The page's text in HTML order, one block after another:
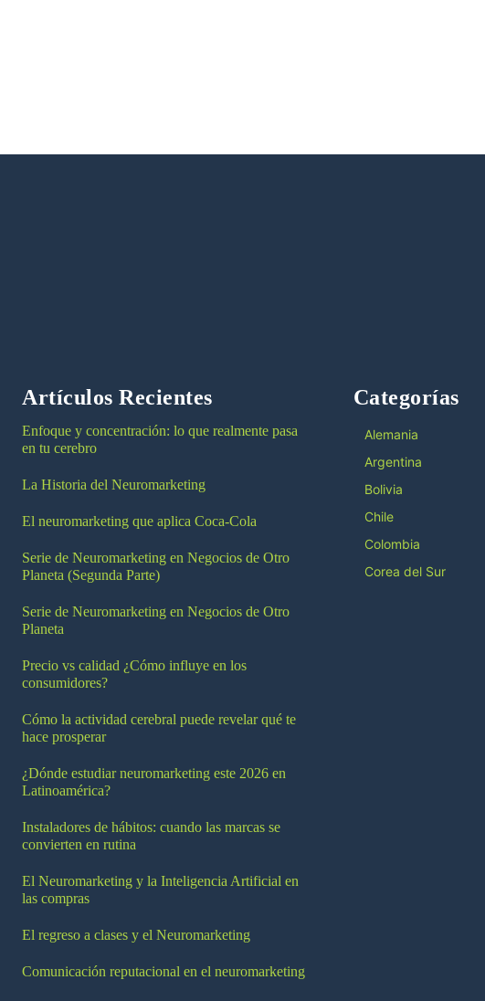
Artículos Recientes
Enfoque y concentración: lo que realmente pasa
en tu cerebro
La Historia del Neuromarketing
El neuromarketing que aplica Coca-Cola
Serie de Neuromarketing en Negocios de Otro
Planeta (Segunda Parte)
Serie de Neuromarketing en Negocios de Otro
Planeta
Precio vs calidad ¿Cómo influye en los
consumidores?
Cómo la actividad cerebral puede revelar qué te
hace prosperar
¿Dónde estudiar neuromarketing este 2026 en
Latinoamérica?
Instaladores de hábitos: cuando las marcas se
convierten en rutina
El Neuromarketing y la Inteligencia Artificial en
las compras
El regreso a clases y el Neuromarketing
Comunicación reputacional en el neuromarketing
Categorías
Alemania
Argentina
Bolivia
Chile
Colombia
Corea del Sur